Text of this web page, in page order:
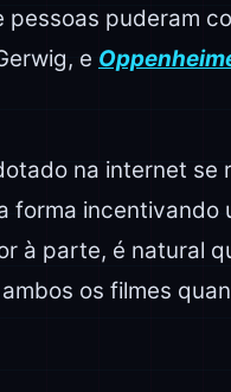
pessoas puderam
e
na internet se
forma incentivando
à parte, é natural
os filmes